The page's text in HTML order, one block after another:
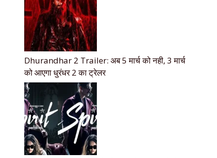
Dhurandhar 2 Trailer: अब 5 मार्च को नही, 3 मार्च
को आएगा धुरंधर 2 का ट्रेलर